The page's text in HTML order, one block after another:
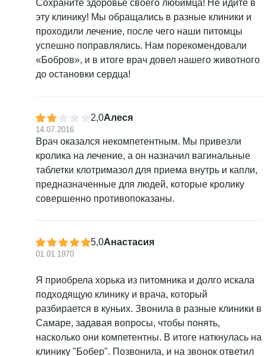
Сохраните здоровье своего любимца! Не идите в
эту клинику! Мы обращались в разные клиники и
проходили лечение, после чего наши питомцы
успешно поправлялись. Нам порекомендовали
«Бобров», и в итоге врач довел нашего животного
до остановки сердца!
2,0Алеся
14.07.2016
Врач оказался некомпетентным. Мы привезли
кролика на лечение, а он назначил вагинальные
таблетки клотримазол для приема внутрь и капли,
предназначенные для людей, которые кролику
совершенно противопоказаны.
5,0Анастасия
01.01.1970
Я приобрела хорька из питомника и долго искала
подходящую клинику и врача, который
разбирается в куньих. Звонила в разные клиники в
Самаре, задавая вопросы, чтобы понять,
насколько они компетентны. В итоге наткнулась на
клинику "Бобер". Позвонила, и на звонок ответил